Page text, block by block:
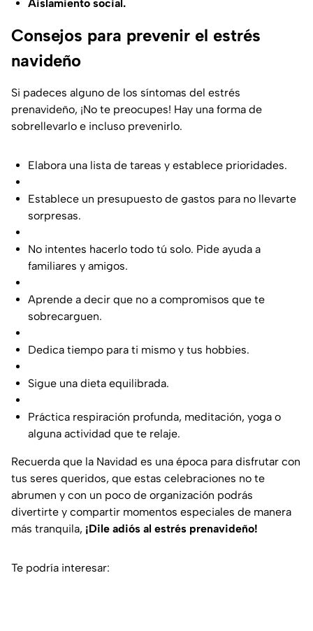
Aislamiento social.
Consejos para prevenir el estrés
navideño
Si padeces alguno de los síntomas del estrés
prenavideño, ¡No te preocupes! Hay una forma de
sobrellevarlo e incluso prevenirlo.
Elabora una lista de tareas y establece prioridades.
Establece un presupuesto de gastos para no llevarte
sorpresas.
No intentes hacerlo todo tú solo. Pide ayuda a
familiares y amigos.
Aprende a decir que no a compromisos que te
sobrecarguen.
Dedica tiempo para ti mismo y tus hobbies.
Sigue una dieta equilibrada.
Práctica respiración profunda, meditación, yoga o
alguna actividad que te relaje.
Recuerda que la Navidad es una época para disfrutar con
tus seres queridos, que estas celebraciones no te
abrumen y con un poco de organización podrás
divertirte y compartir momentos especiales de manera
más tranquila, ¡Dile adiós al estrés prenavideño!
Te podría interesar: